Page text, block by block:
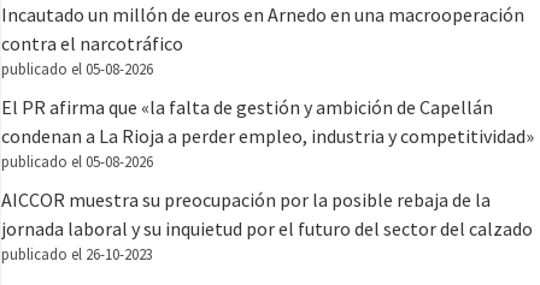
Incautado un millón de euros en Arnedo en una macrooperación
contra el narcotráfico
publicado el 05-08-2026
El PR afirma que «la falta de gestión y ambición de Capellán
condenan a La Rioja a perder empleo, industria y competitividad»
publicado el 05-08-2026
AICCOR muestra su preocupación por la posible rebaja de la
jornada laboral y su inquietud por el futuro del sector del calzado
publicado el 26-10-2023